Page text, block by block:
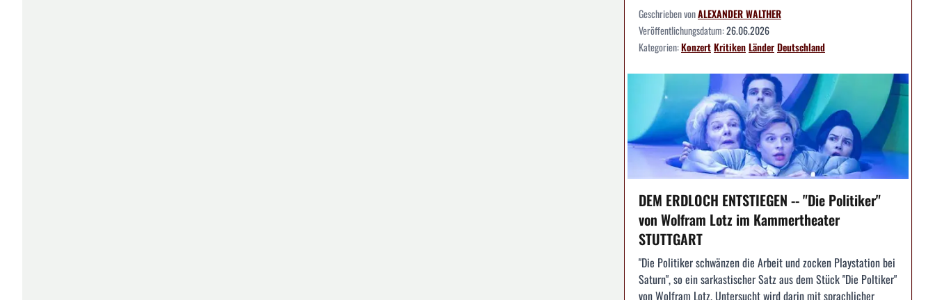
Geschrieben vonALEXANDER WALTHER
Veröffentlichungsdatum:26.06.2026
Kategorien:KonzertKritikenLänderDeutschland
DEM ERDLOCH ENTSTIEGEN -- "Die Politiker"
von Wolfram Lotz im Kammertheater
STUTTGART
"Die Politiker schwänzen die Arbeit und zocken Playstation bei
Saturn", so ein sarkastischer Satz aus dem Stück "Die Poltiker"
von Wolfram Lotz. Untersucht wird darin mit sprachlicher